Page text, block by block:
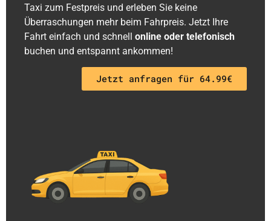
Taxi zum Festpreis und erleben Sie keine
Überraschungen mehr beim Fahrpreis. Jetzt Ihre
Fahrt einfach und schnell online oder telefonisch
buchen und entspannt ankommen!
Jetzt anfragen für 64.99€